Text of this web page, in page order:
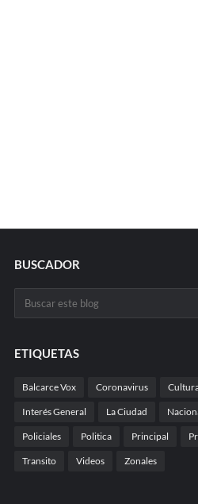
BUSCADOR
ETIQUETAS
Balcarce Vox Coronavirus
Interés General La Ciudad
Policiales Politica Principal
Transito Videos Zonales